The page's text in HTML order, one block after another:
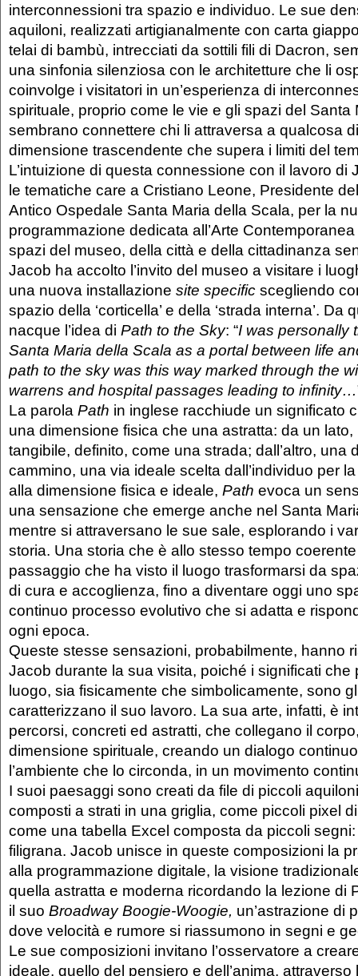
interconnessioni tra spazio e individuo. Le sue
aquiloni, realizzati artigianalmente con carta
telai di bambù, intrecciati da sottili fili di Dacron,
una sinfonia silenziosa con le architetture che li
coinvolge i visitatori in un’esperienza di
spirituale, proprio come le vie e gli spazi del Santa
sembrano connettere chi li attraversa a qualcosa
dimensione trascendente che supera i limiti del
L’intuizione di questa connessione con il lavoro di
le tematiche care a Cristiano Leone, Presidente
Antico Ospedale Santa Maria della Scala, per la
programmazione dedicata all’Arte
spazi del museo, della città e della cittadinanza
Jacob ha accolto l’invito del museo a visitare i
una nuova installazione site specific scegliendo
spazio della ‘corticella’ e della ‘strada interna’. Da
nacque l’idea di Path to the Sky: “I was personally
Santa Maria della Scala as a portal between life
path to the sky was this way marked through the
warrens and hospital passages leading to infinity…
La parola Path in inglese racchiude un significato
una dimensione fisica che una astratta: da un
tangibile, definito, come una strada; dall’altro, una
cammino, una via ideale scelta dall’individuo per
alla dimensione fisica e ideale, Path evoca un
una sensazione che emerge anche nel Santa
mentre si attraversano le sue sale, esplorando i
storia. Una storia che è allo stesso tempo
passaggio che ha visto il luogo trasformarsi da
di cura e accoglienza, fino a diventare oggi uno
continuo processo evolutivo che si adatta e
ogni epoca.
Queste stesse sensazioni, probabilmente, hanno
Jacob durante la sua visita, poiché i significati che
luogo, sia fisicamente che simbolicamente, sono
caratterizzano il suo lavoro. La sua arte, infatti, è
percorsi, concreti ed astratti, che collegano il
dimensione spirituale, creando un dialogo
l’ambiente che lo circonda, in un movimento
I suoi paesaggi sono creati da file di piccoli
composti a strati in una griglia, come piccoli pixel
come una tabella Excel composta da piccoli
filigrana. Jacob unisce in queste composizioni la
alla programmazione digitale, la visione
quella astratta e moderna ricordando la lezione di
il suo Broadway Boogie-Woogie, un’astrazione di
dove velocità e rumore si riassumono in segni e
Le sue composizioni invitano l’osservatore a
ideale, quello del pensiero e dell’anima, attraverso